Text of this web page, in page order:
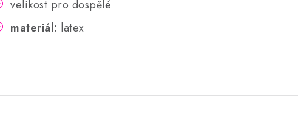
velikost pro dospělé
materiál: latex